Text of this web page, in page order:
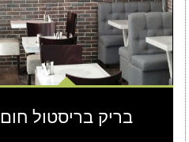
בריק בריסטול חום